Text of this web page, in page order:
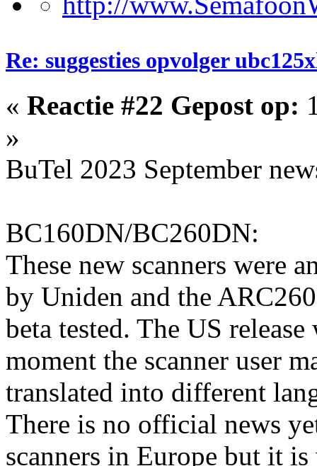
Re: suggesties opvolger
« Reactie #22 Gepost op:
»
BuTel 2023 September
BC160DN/BC260DN:
These new scanners were
by Uniden and the
beta tested. The US
moment the scanner user
translated into different
There is no official news
scanners in Europe but it